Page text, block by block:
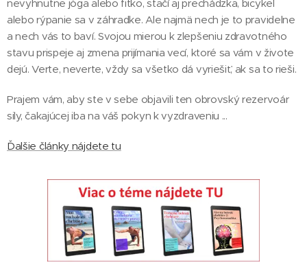
nevyhnutne jóga alebo fitko, stačí aj prechádzka, bicykel
alebo rýpanie sa v záhradke. Ale najmä nech je to pravidelne
a nech vás to baví. Svojou mierou k zlepšeniu zdravotného
stavu prispeje aj zmena prijímania vecí, ktoré sa vám v živote
dejú. Verte, neverte, vždy sa všetko dá vyriešiť, ak sa to rieši.
Prajem vám, aby ste v sebe objavili ten obrovský rezervoár
sily, čakajúcej iba na váš pokyn k vyzdraveniu ...
Ďalšie články nájdete tu